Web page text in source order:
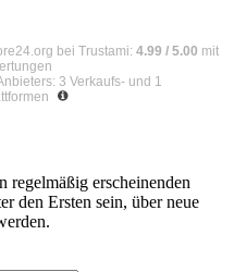
bei Trustami: 4.99 / 5.00 mit
3 Verkaufs- und 1
regelmäßig erscheinenden
den Ersten sein, über neue